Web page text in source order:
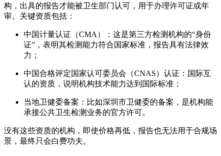
构，出具的报告才能被卫生部门认可，用于办理许可证或年
审。关键资质包括：
中国计量认证（CMA）：这是第三方检测机构的“身份
证”，表明其检测能力符合国家标准，报告具有法律效
力；
中国合格评定国家认可委员会（CNAS）认证：国际互
认的资质，说明机构技术能力达到国际标准；
当地卫健委备案：比如深圳市卫健委的备案，是机构能
承接公共卫生检测业务的官方许可。
没有这些资质的机构，即使价格再低，报告也无法用于合规场
景，最终只会白费功夫。